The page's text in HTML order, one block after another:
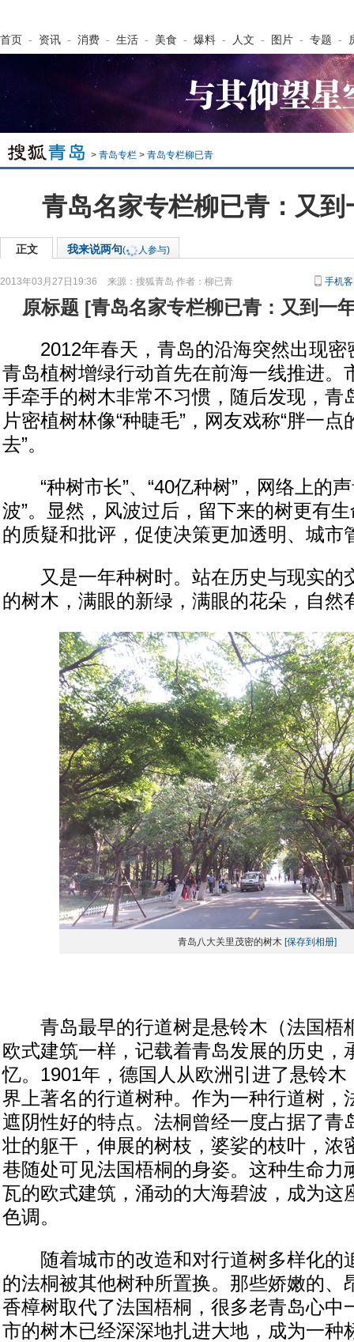
首页 - 资讯 - 消费 - 生活 - 美食 - 爆料 - 人文 - 图片 - 专题 -
> 青岛专栏 > 青岛专栏柳已青
青岛名家专栏柳已青：又到
正文 我来说两句( 人参与)
2013年03月27日19:36 来源： 搜狐青岛 作者：柳已青 手机
原标题 [青岛名家专栏柳已青：又到一
2012年春天，青岛的沿海突然出现密
青岛植树增绿行动首先在前海一线推进。
手牵手的树木非常不习惯，随后发现，青
片密植树林像“种睫毛”，网友戏称“胖一
去”。
“种树市长”、“40亿种树”，网络上的声
波”。显然，风波过后，留下来的树更有
的质疑和批评，促使决策更加透明、城市
又是一年种树时。站在历史与现实的
的树木，满眼的新绿，满眼的花朵，自然
青岛八大关里茂密的树木 [保存到相册]
青岛最早的行道树是悬铃木（法国梧
欧式建筑一样，记载着青岛发展的历史，
忆。1901年，德国人从欧洲引进了悬铃
界上著名的行道树种。作为一种行道树，
遮阴性好的特点。法桐曾经一度占据了青
壮的躯干，伸展的树枝，婆娑的枝叶，浓
巷随处可见法国梧桐的身姿。这种生命力
瓦的欧式建筑，涌动的大海碧波，成为这
色调。
随着城市的改造和对行道树多样化的
的法桐被其他树种所置换。那些娇嫩的、
香樟树取代了法国梧桐，很多老青岛心中
市的树木已经深深地扎进大地，成为一种